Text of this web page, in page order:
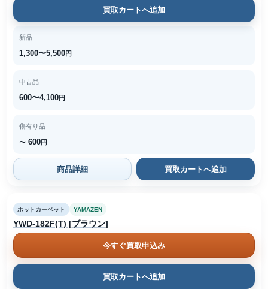
買取カートへ追加
新品
1,300〜5,500円
中古品
600〜4,100円
傷有り品
〜 600円
商品詳細 買取カートへ追加
ホットカーペット YAMAZEN
YWD-182F(T) [ブラウン]
今すぐ買取申込み
買取カートへ追加